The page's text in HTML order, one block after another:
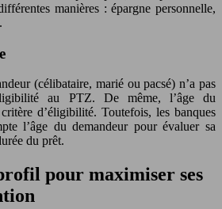
manières : épargne personnelle,
(célibataire, marié ou pacsé) n’a pas
au PTZ. De même, l’âge du
d’éligibilité. Toutefois, les banques
l’âge du demandeur pour évaluer sa
du prêt.
pour maximiser ses